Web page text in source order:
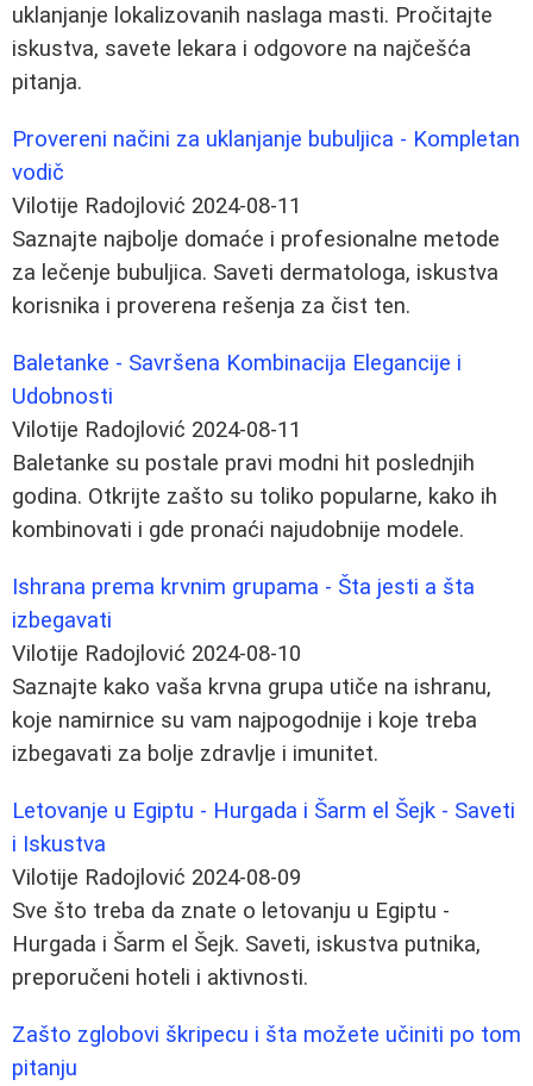
uklanjanje lokalizovanih naslaga masti. Pročitajte
iskustva, savete lekara i odgovore na najčešća
pitanja.
Provereni načini za uklanjanje bubuljica - Kompletan
vodič
Vilotije Radojlović 2024-08-11
Saznajte najbolje domaće i profesionalne metode
za lečenje bubuljica. Saveti dermatologa, iskustva
korisnika i proverena rešenja za čist ten.
Baletanke - Savršena Kombinacija Elegancije i
Udobnosti
Vilotije Radojlović 2024-08-11
Baletanke su postale pravi modni hit poslednjih
godina. Otkrijte zašto su toliko popularne, kako ih
kombinovati i gde pronaći najudobnije modele.
Ishrana prema krvnim grupama - Šta jesti a šta
izbegavati
Vilotije Radojlović 2024-08-10
Saznajte kako vaša krvna grupa utiče na ishranu,
koje namirnice su vam najpogodnije i koje treba
izbegavati za bolje zdravlje i imunitet.
Letovanje u Egiptu - Hurgada i Šarm el Šejk - Saveti
i Iskustva
Vilotije Radojlović 2024-08-09
Sve što treba da znate o letovanju u Egiptu -
Hurgada i Šarm el Šejk. Saveti, iskustva putnika,
preporučeni hoteli i aktivnosti.
Zašto zglobovi škripecu i šta možete učiniti po tom
pitanju